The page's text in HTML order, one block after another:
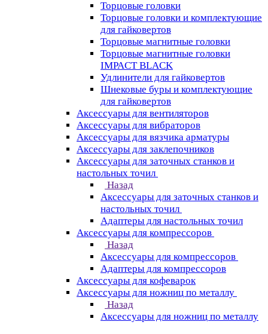
Торцовые головки
Торцовые головки и комплектующие
для гайковертов
Торцовые магнитные головки
Торцовые магнитные головки
IMPACT BLACK
Удлинители для гайковертов
Шнековые буры и комплектующие
для гайковертов
Аксессуары для вентиляторов
Аксессуары для вибраторов
Аксессуары для вязчика арматуры
Аксессуары для заклепочников
Аксессуары для заточных станков и
настольных точил
Назад
Аксессуары для заточных станков и
настольных точил
Адаптеры для настольных точил
Аксессуары для компрессоров
Назад
Аксессуары для компрессоров
Адаптеры для компрессоров
Аксессуары для кофеварок
Аксессуары для ножниц по металлу
Назад
Аксессуары для ножниц по металлу